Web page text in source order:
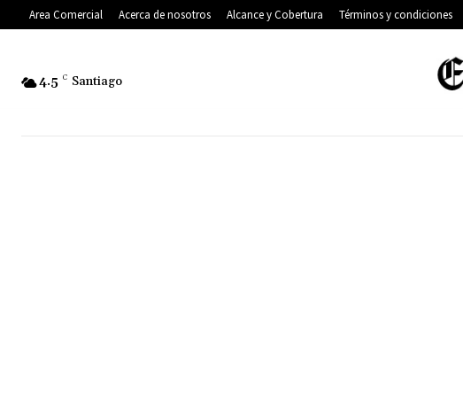
Area Comercial Acerca de nosotros Alcance y Cobertura Términos y condiciones
4.5 C Santiago